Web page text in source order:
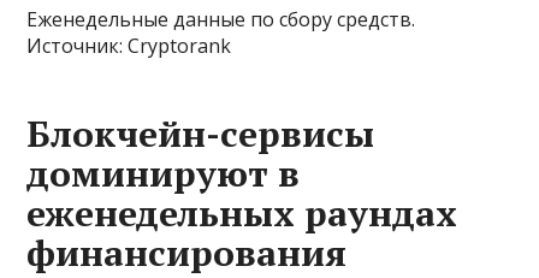
Еженедельные данные по сбору средств.
Источник: Cryptorank
Блокчейн-сервисы
доминируют в
еженедельных раундах
финансирования